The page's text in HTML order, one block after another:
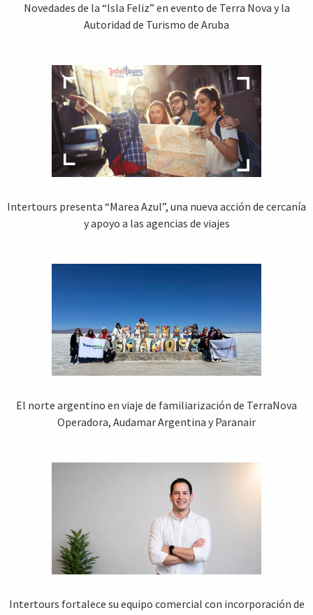
Novedades de la “Isla Feliz” en evento de Terra Nova y la
Autoridad de Turismo de Aruba
Intertours presenta “Marea Azul”, una nueva acción de cercanía
y apoyo a las agencias de viajes
El norte argentino en viaje de familiarización de TerraNova
Operadora, Audamar Argentina y Paranair
Intertours fortalece su equipo comercial con incorporación de